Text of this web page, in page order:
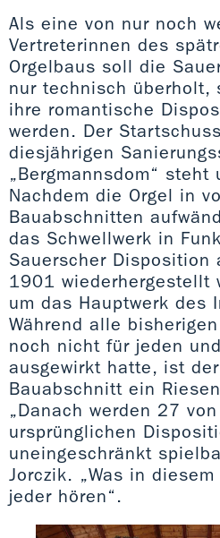
Als eine von nur noch
Vertreterinnen des
Orgelbaus soll die
nur technisch überholt,
ihre romantische
werden. Der
diesjährigen
„Bergmannsdom“
Nachdem die Orgel in
Bauabschnitten
das Schwellwerk in
Sauerscher Disposition
1901 wiederhergestellt
um das Hauptwerk des
Während alle
noch nicht für jeden
ausgewirkt hatte, ist
Bauabschnitt ein
„Danach werden 27
ursprünglichen
uneingeschränkt
Jorczik. „Was in
jeder hören“.